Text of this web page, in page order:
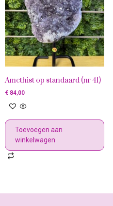
Amethist op standaard (nr 41)
€ 84,00
Toevoegen aan
winkelwagen